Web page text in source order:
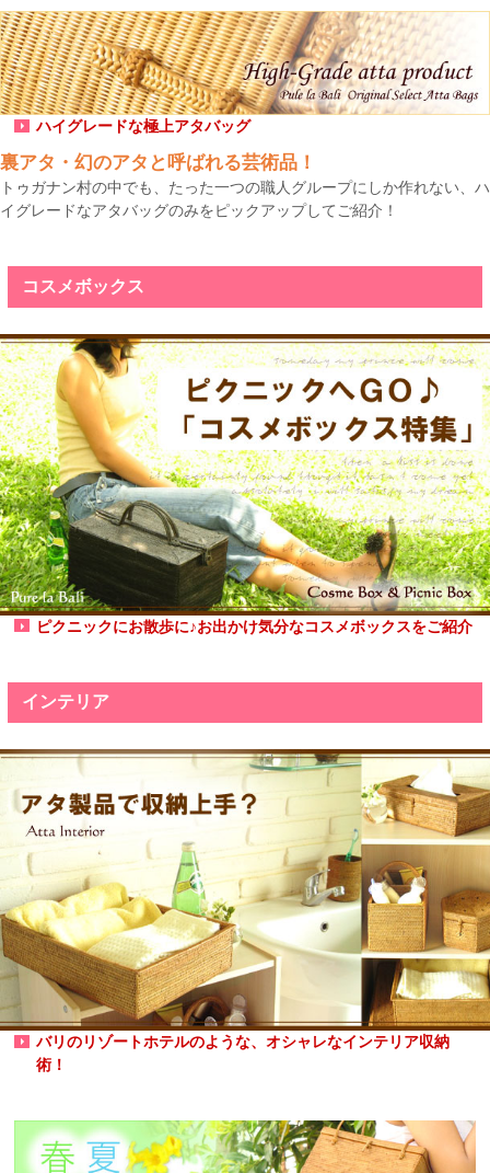
ハイグレードな極上アタバッグ
裏アタ・幻のアタと呼ばれる芸術品！
トゥガナン村の中でも、たった一つの職人グループにしか作れない、ハ
イグレードなアタバッグのみをピックアップしてご紹介！
コスメボックス
ピクニックにお散歩に♪お出かけ気分なコスメボックスをご紹介
インテリア
バリのリゾートホテルのような、オシャレなインテリア収納
術！